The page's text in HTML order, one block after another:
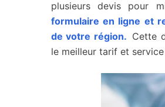
plusieurs devis pour
formulaire en ligne et
de votre région. Cette
le meilleur tarif et